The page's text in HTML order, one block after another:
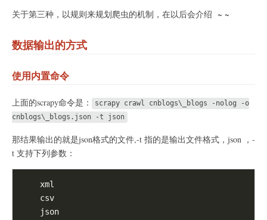
关于第三种，以规则来规划爬虫的机制，在以后会介绍 ~ ~
数据输出的方式
使用内置命令
上面的scrapy命令是：
scrapy crawl cnblogs\_blogs -nolog -o
cnblogs\_blogs.json -t json
那结果输出的就是json格式的文件,-t 指的是输出文件格式，json ，-
t 支持下列参数：
    xml
    csv
    json